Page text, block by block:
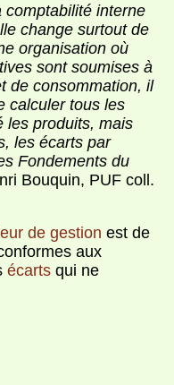
comptabilité interne
change surtout de
organisation où
sont soumises à
de consommation, il
calculer tous les
les produits, mais
les écarts par
Fondements du
Bouquin, PUF coll.
de gestion est de
aux
écarts qui ne